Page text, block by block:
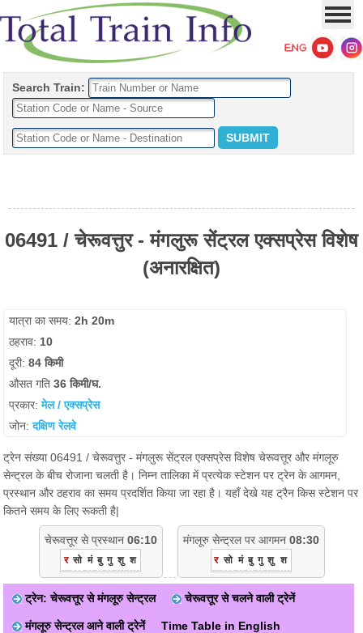
Search Train:
06491 / चेरूवत्तुर - मंगलुरू सेंट्रल एक्सप्रेस विशेष
(अनारक्षित)
यात्रा का समय:2h 20m
ठहराव: 10
दूरी:84 किमी
औसत गति36 किमी/घ.
प्रकार:मेल / एक्सप्रेस
जोन:दक्षिण रेलवे
ट्रेन संख्या 06491 / चेरूवत्तुर - मंगलुरू सेंट्रल एक्सप्रेस विशेष चेरूवत्तूर और मंगलूरु
सेन्ट्रल के बीच रोजाना चलती है। निम्न तालिका में प्रत्येक स्टेशन पर ट्रेन के आगमन,
प्रस्थान और ठहराव का समय प्रदर्शित किया जा रहा है। यहाँ देखे यह ट्रैन किस स्टेशन पर
कितने समय के लिए रूकती है|
चेरूवत्तूर से प्रस्थान 06:10
र सो मं बु गु शु श
मंगलूरु सेन्ट्रल पर आगमन 08:30
र सो मं बु गु शु श
ट्रेन: चेरूवत्तूर से मंगलूरु सेन्ट्रल चेरूवत्तूर से चलने वाली ट्रेनें
मंगलूरु सेन्ट्रल आने वाली ट्रेनें Time Table in English